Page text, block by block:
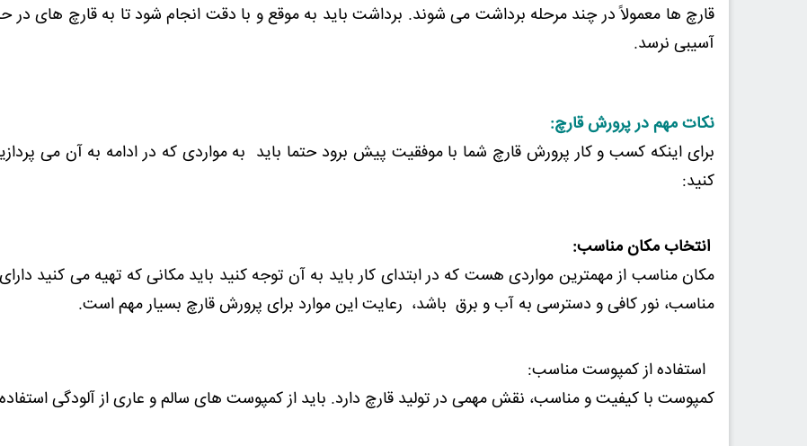
قارچ ها معمولاً در چند مرحله برداشت می شوند. برداشت باید به موقع و با دقت انجام شود تا به قارچ های در
آسیبی نرسد.
نکات مهم در پرورش قارچ:
برای اینکه کسب و کار پرورش قارچ شما با موفقیت پیش برود حتما باید به مواردی که در ادامه به آن می
کنید:
انتخاب مکان مناسب:
مکان مناسب از مهمترین مواردی هست که در ابتدای کار باید به آن توجه کنید باید مکانی که تهیه می کنید
مناسب، نور کافی و دسترسی به آب و برق باشد، رعایت این موارد برای پرورش قارچ بسیار مهم است.
استفاده از کمپوست مناسب:
کمپوست با کیفیت و مناسب، نقش مهمی در تولید قارچ دارد. باید از کمپوست های سالم و عاری از آلودگی